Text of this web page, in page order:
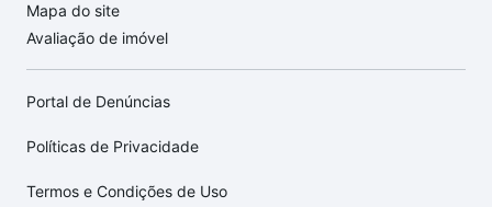
Mapa do site
Avaliação de imóvel
Portal de Denúncias
Políticas de Privacidade
Termos e Condições de Uso